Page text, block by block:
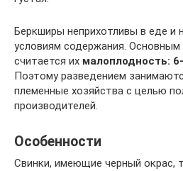
Беркширы неприхотливы в еде и
условиям содержания.
считается их малоплодность:
Поэтому разведением
племенные хозяйства с целью
производителей.
Особенности
Свинки, имеющие черный окрас,